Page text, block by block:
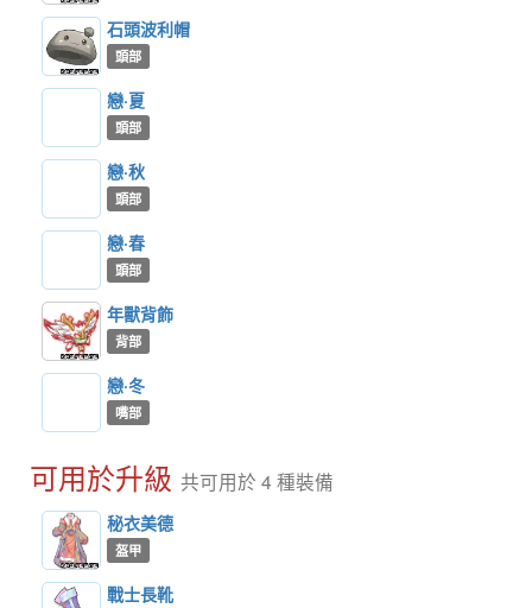
石頭波利帽
頭部
戀·夏
頭部
戀·秋
頭部
戀·春
頭部
年獸背飾
背部
戀·冬
嘴部
可用於升級 共可用於 4 種裝備
秘衣美德
盔甲
戰士長靴